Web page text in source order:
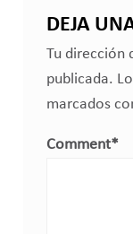
DEJA
Tu dirección
publicada.
marcados
Comment*